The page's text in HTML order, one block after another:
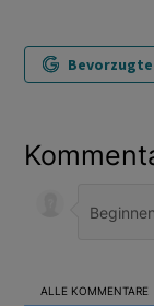
ALLE KOMMENTARE